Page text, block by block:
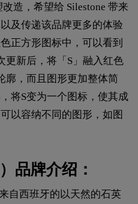
造，希望给 Silestone 带来
及传递该品牌更多的体验
正方形图标中，可以看到
更新后，将「S」融入红色
廓，而且图形更加整体简
将S变为一个图标，使其成
以容纳不同的图形，如图
品牌介绍：
自西班牙的以天然的石英